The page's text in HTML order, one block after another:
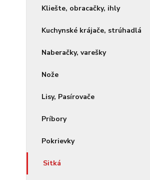
Kliešte, obracačky, ihly
Kuchynské krájače, strúhadlá
Naberačky, varešky
Nože
Lisy, Pasírovače
Príbory
Pokrievky
Sitká